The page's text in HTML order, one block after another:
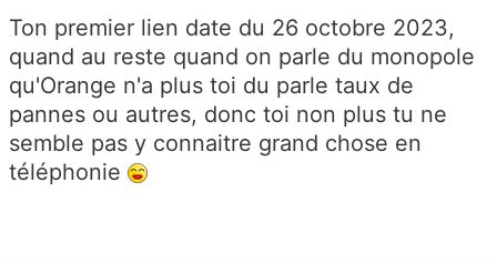
Ton premier lien date du 26 octobre 2023,
quand au reste quand on parle du monopole
qu'Orange n'a plus toi du parle taux de
pannes ou autres, donc toi non plus tu ne
semble pas y connaitre grand chose en
téléphonie